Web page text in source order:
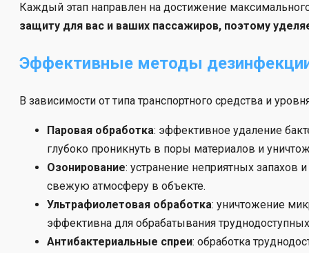
Каждый этап направлен на достижение
защиту для вас и ваших пассажиров, поэтому
Эффективные методы
В зависимости от типа транспортного средства и
Паровая обработка: эффективное удаление
глубоко проникнуть в поры материалов и
Озонирование: устранение неприятных запахов
свежую атмосферу в объекте.
Ультрафиолетовая обработка: уничтожение
эффективна для обрабатывания
Антибактериальные спреи: обработка